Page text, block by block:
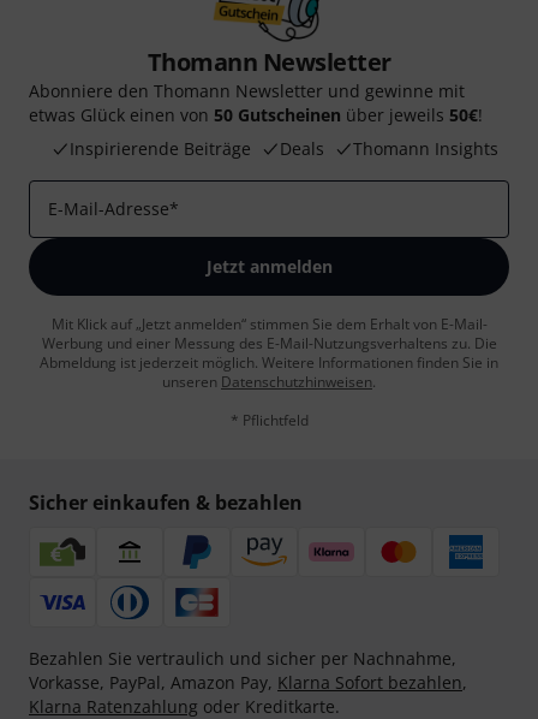
Thomann Newsletter
Abonniere den Thomann Newsletter und gewinne mit
etwas Glück einen von 50 Gutscheinen über jeweils 50€!
Inspirierende Beiträge
Deals Thomann Insights
E-Mail-Adresse*
Jetzt anmelden
Mit Klick auf „Jetzt anmelden“ stimmen Sie dem Erhalt von E-Mail-
Werbung und einer Messung des E-Mail-Nutzungsverhaltens zu. Die
Abmeldung ist jederzeit möglich. Weitere Informationen finden Sie in
unseren Datenschutzhinweisen.
* Pflichtfeld
Sicher einkaufen & bezahlen
Bezahlen Sie vertraulich und sicher per Nachnahme,
Vorkasse, PayPal, Amazon Pay, Klarna Sofort bezahlen,
Klarna Ratenzahlung oder Kreditkarte.